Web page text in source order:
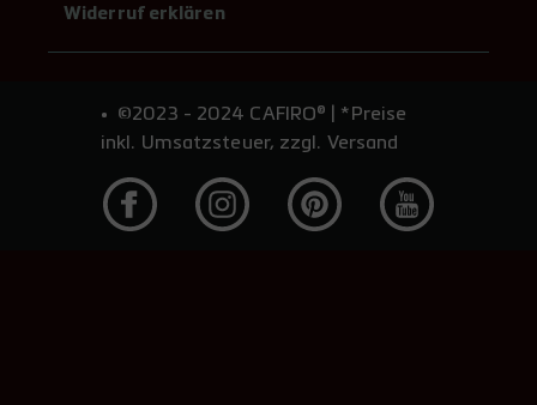
Widerruf erklären
©2023 - 2024 CAFIRO® | *Preise
inkl. Umsatzsteuer, zzgl. Versand